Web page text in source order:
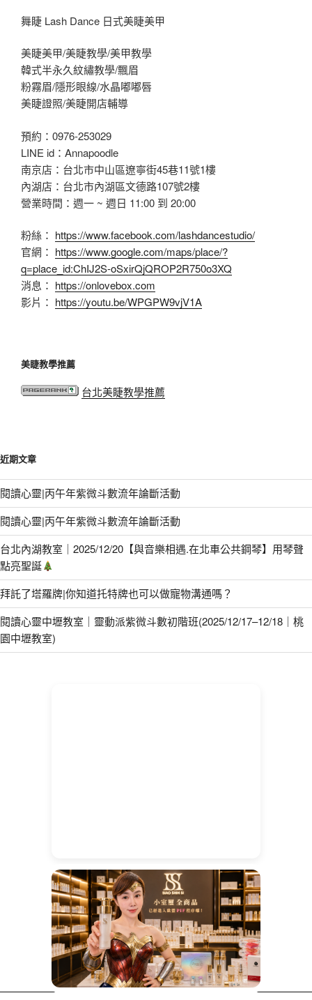
舞睫 Lash Dance 日式美睫美甲
美睫美甲/美睫教學/美甲教學
韓式半永久紋繡教學/飄眉
粉霧眉/隱形眼線/水晶嘟嘟唇
美睫證照/美睫開店輔導
預約：0976-253029
LINE id：Annapoodle
南京店：台北市中山區遼寧街45巷11號1樓
內湖店：台北市內湖區文德路107號2樓
營業時間：週一 ~ 週日 11:00 到 20:00
粉絲： https://www.facebook.com/lashdancestudio/
官網： https://www.google.com/maps/place/?
q=place_id:ChIJ2S-oSxirQjQROP2R750o3XQ
消息： https://onlovebox.com
影片： https://youtu.be/WPGPW9vjV1A
美睫教學推薦
台北美睫教學推薦
近期文章
閱讀心靈|丙午年紫微斗數流年論斷活動
閱讀心靈|丙午年紫微斗數流年論斷活動
台北內湖教室｜2025/12/20【與音樂相遇.在北車公共鋼琴】用琴聲
點亮聖誕
拜託了塔羅牌|你知道托特牌也可以做寵物溝通嗎？
閱讀心靈中壢教室｜靈動派紫微斗數初階班(2025/12/17–12/18｜桃
園中壢教室)